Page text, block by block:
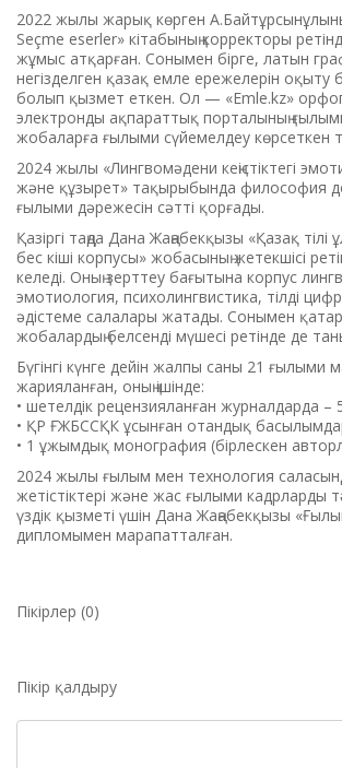
2022 жылы жарық көрген
Seçme eserler» кітабының корректоры
жұмыс атқарған. Сонымен бірге, латын
негізделген қазақ емле ережелерін
болып қызмет еткен. Ол — «Emle.kz»
электронды ақпараттық порталының
жобаларға ғылыми сүйемелдеу көрсеткен
2024 жылы «Лингвомәдени кеңістіктегі
және құзырет» тақырыбында философия
ғылыми дәрежесін сәтті қорғады.
Қазіргі таңда Дана Жаңабекқызы «Қазақ тілі
бес кіші корпусы» жобасының жетекшісі
келеді. Оның зерттеу бағытына корпус
эмотиология, психолингвистика, тілді
әдістеме салалары жатады. Сонымен
жобалардың белсенді мүшесі ретінде де
Бүгінгі күнге дейін жалпы саны 21 ғылыми
жарияланған, оның ішінде:
• шетелдік рецензияланған журналдарда –
• ҚР ҒЖБССҚК ұсынған отандық
• 1 ұжымдық монография (бірлескен
2024 жылы ғылым мен технология
жетістіктері және жас ғылыми кадрларды
үздік қызметі үшін Дана Жаңабекқызы
дипломымен марапатталған.
Пікірлер (0)
Пікір қалдыру